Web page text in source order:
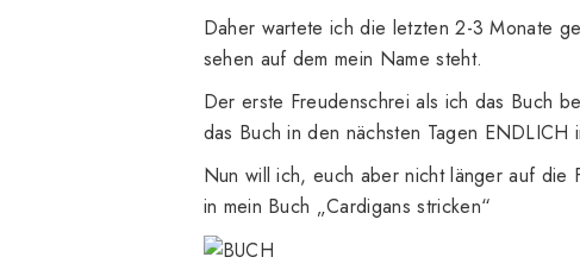
Daher wartete ich die letzten 2-3 Monate
sehen auf dem mein Name steht.
Der erste Freudenschrei als ich das Buch
das Buch in den nächsten Tagen ENDLICH
Nun will ich, euch aber nicht länger auf die
in mein Buch „Cardigans stricken“